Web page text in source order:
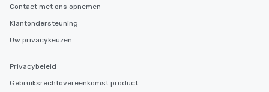
Contact met ons opnemen
Klantondersteuning
Uw privacykeuzen
Privacybeleid
Gebruiksrechtovereenkomst product